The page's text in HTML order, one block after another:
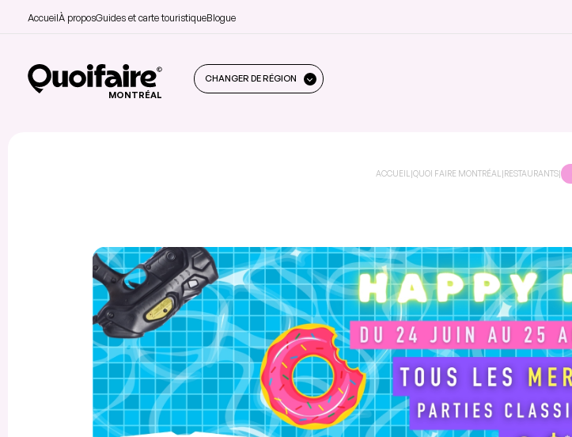
AccueilÀ proposGuides et carte touristiqueBlogue
MONTRÉAL
CHANGER DE RÉGION
ACCUEIL |QUOI FAIRE MONTRÉAL |RESTAURANTS|